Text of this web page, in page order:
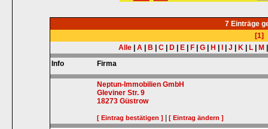
7 Einträge
[1]
Alle
A B C D E F G H J K L M
Info
Firma
Neptun-Immobilien GmbH
Gleviner Str. 9
18273 Güstrow
[ Eintrag bestätigen ] |[ Eintrag ändern ]